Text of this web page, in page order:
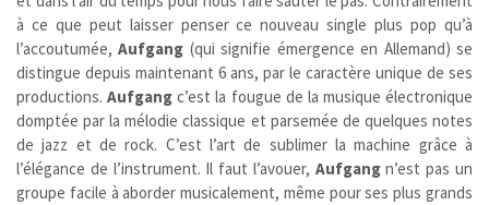
à ce que peut laisser penser ce nouveau single plus pop qu’à
l’accoutumée,Aufgang (qui signifie émergence en Allemand) se
distingue depuis maintenant 6 ans, par le caractère unique de ses
productions.Aufgang c’est la fougue de la musique électronique
domptée par la mélodie classique et parsemée de quelques notes
de jazz et de rock. C’est l’art de sublimer la machine grâce à
l’élégance de l’instrument. Il faut l’avouer, Aufgangn’est pas un
groupe facile à aborder musicalement, même pour ses plus grands